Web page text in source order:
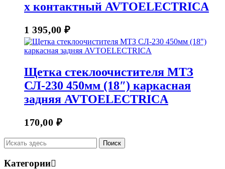
х контактный AVTOELECTRICA
1 395,00₽
Щетка стеклоочистителя МТЗ
СЛ-230 450мм (18″) каркасная
задняя AVTOELECTRICA
170,00₽
Категории